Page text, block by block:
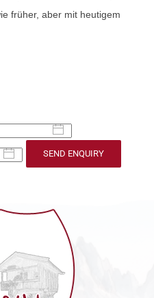
früher, aber mit heutigem
SEND ENQUIRY